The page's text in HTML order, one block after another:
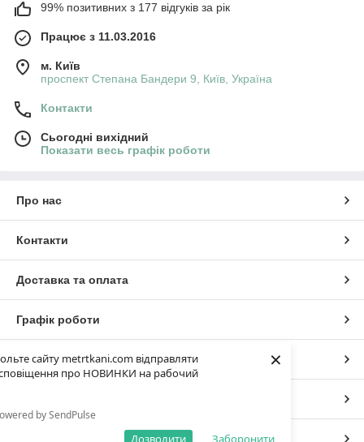
сайту metrtkani.com відправляти
про НОВИНКИ на рабочий
by SendPulse
Заборонити
Дозволити
×
99% позитивних з 177 відгуків за рік
Працює з 11.03.2016
м. Київ
проспект Степана Бандери 9, Київ, Україна
Контакти
Сьогодні вихідний
Показати весь графік роботи
Про нас
Контакти
Доставка та оплата
Графік роботи
Повна версія сайту
Політика конфіденційності